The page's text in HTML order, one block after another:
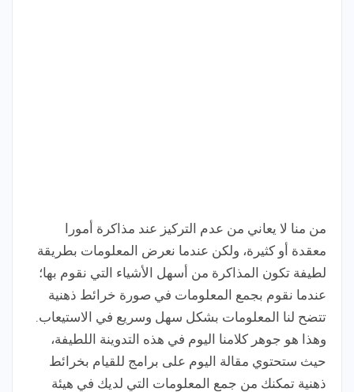
من منا لا يعاني من عدم التركيز عند مذاكرة أمورا
معقدة أو كثيرة، ولكن عندما نعرض المعلومات بطريقة
لطيفة تكون المذاكرة من أسهل الأشياء التي نقوم بها؛
عندما نقوم بجمع المعلومات في صورة خرائط ذهنية
تتضح لنا المعلومات بشكل سهل وسريع في الاستيعاب.
وهذا هو جوهر كلامنا اليوم في هذه التدوينة اللطيفة،
حيث ستحتوي مقالة اليوم على برامج للقيام بخرائط
ذهنية تمكنك من جمع المعلومات التي لديك في هيئة